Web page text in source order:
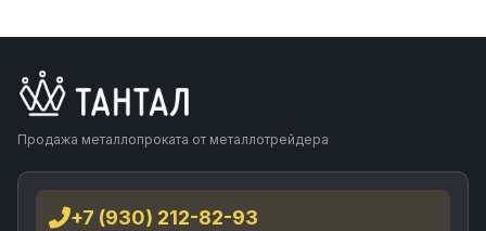
Продажа металлопроката от металлотрейдера
+7 (930) 212-82-93